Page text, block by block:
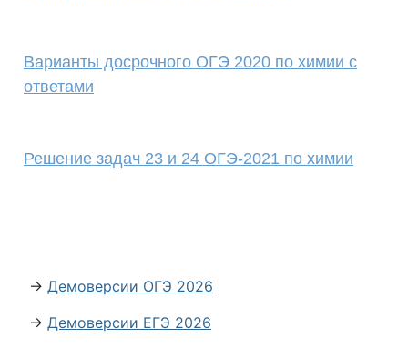
Варианты досрочного ОГЭ 2020 по химии с
ответами
Решение задач 23 и 24 ОГЭ-2021 по химии
→ Демоверсии ОГЭ 2026
→ Демоверсии ЕГЭ 2026